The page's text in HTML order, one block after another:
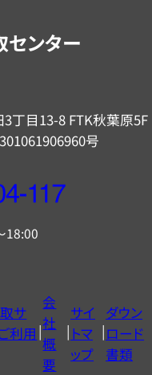
センター
丁目13-8 FTK秋葉原5F
号
18:00
サ
利用
会
社
概
要
サイ
トマ
ップ
ダウン
ロード
書類